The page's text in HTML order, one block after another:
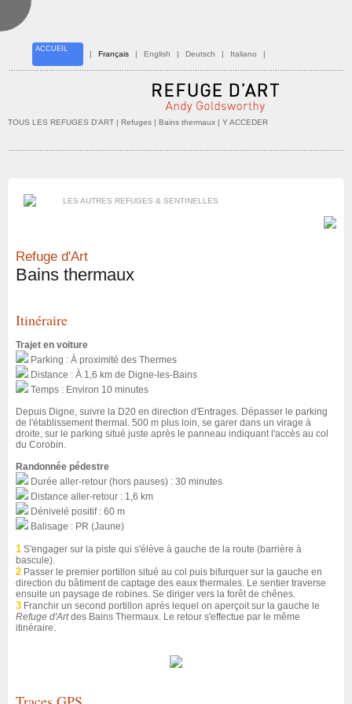
ACCUEIL
| Français | English | Deutsch | Italiano |
TOUS LES REFUGES D'ART | Refuges | Bains thermaux | Y ACCEDER
LES AUTRES REFUGES & SENTINELLES
Refuge d'Art
Bains thermaux
Itinéraire
Trajet en voiture
Parking : À proximité des Thermes
Distance : À 1,6 km de Digne-les-Bains
Temps : Environ 10 minutes
Depuis Digne, suivre la D20 en direction d'Entrages. Dépasser le parking
de l'établissement thermal. 500 m plus loin, se garer dans un virage à
droite, sur le parking situé juste après le panneau indiquant l'accès au col
du Corobin.
Randonnée pédestre
Durée aller-retour (hors pauses) : 30 minutes
Distance aller-retour : 1,6 km
Dénivelé positif : 60 m
Balisage : PR (Jaune)
1 S'engager sur la piste qui s'élève à gauche de la route (barrière à
bascule).
2 Passer le premier portillon situé au col puis bifurquer sur la gauche en
direction du bâtiment de captage des eaux thermales. Le sentier traverse
ensuite un paysage de robines. Se diriger vers la forêt de chênes.
3 Franchir un second portillon après lequel on aperçoit sur la gauche le
Refuge d'Artdes Bains Thermaux. Le retour s'effectue par le même
itinéraire.